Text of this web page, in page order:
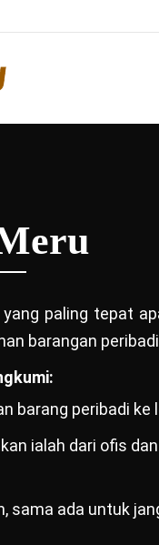
paling tepat
barangan
barang peribadi ke
ialah dari ofis
sama ada untuk